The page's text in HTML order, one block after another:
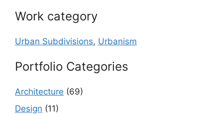
Work category
Urban Subdivisions, Urbanism
Portfolio Categories
Architecture (69)
Design (11)